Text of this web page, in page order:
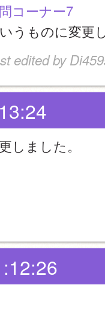
コーナー7
うものに変更
edited by
しました。